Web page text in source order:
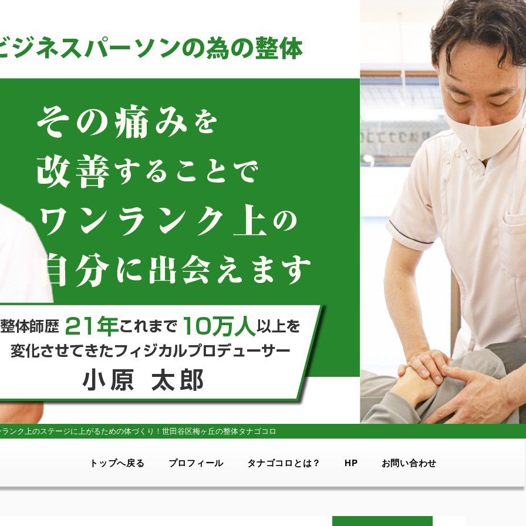
ンク上のステージに上がるための体づくり！ 世田谷区梅ヶ丘の整体タナゴコロ
トップへ戻る プロフィール タナゴコロとは？ HP お問い合わせ